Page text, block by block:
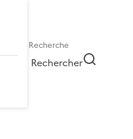
Rechercher